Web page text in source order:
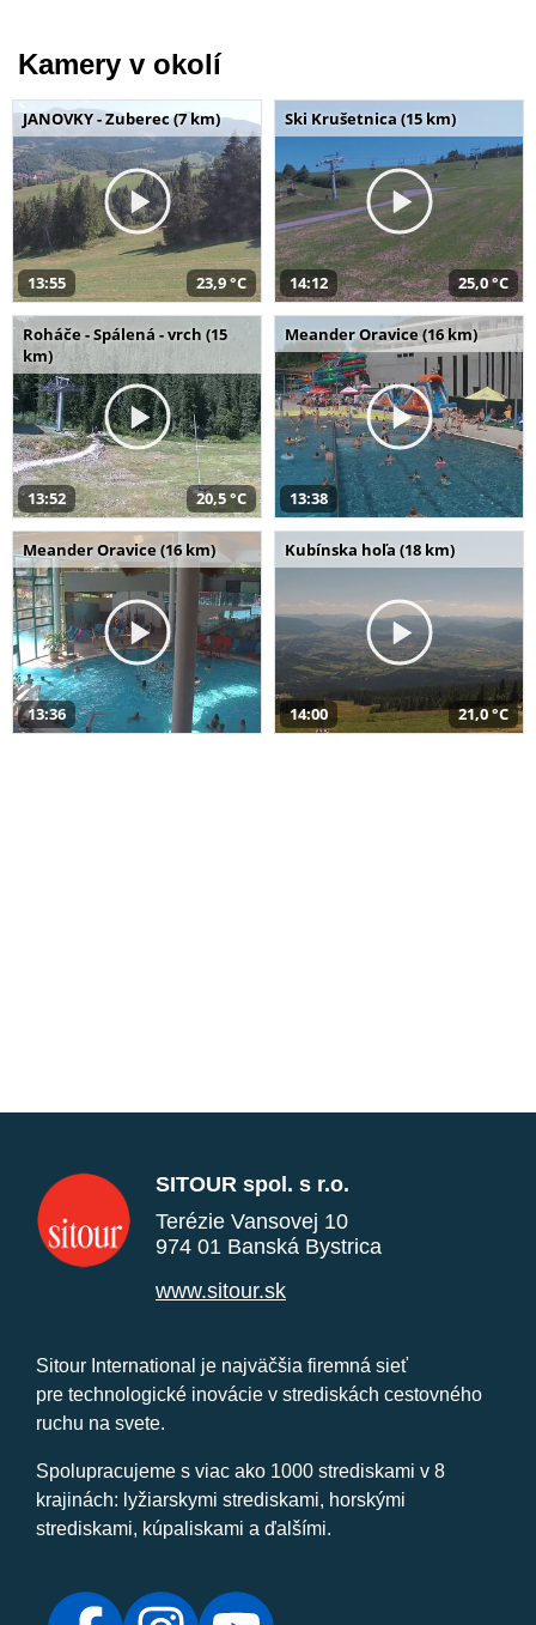
Kamery v okolí
JANOVKY - Zuberec (7 km)
13:55 23,9 °C
Ski Krušetnica (15 km)
14:12 25,0 °C
Roháče - Spálená - vrch (15
km)
13:52 20,5 °C
Meander Oravice (16 km)
13:38
Meander Oravice (16 km)
13:36
Kubínska hoľa (18 km)
14:00 21,0 °C
SITOUR spol. s r.o.
Terézie Vansovej 10
974 01 Banská Bystrica
www.sitour.sk
Sitour International je najväčšia firemná sieť
pre technologické inovácie v strediskách cestovného
ruchu na svete.
Spolupracujeme s viac ako 1000 strediskami v 8
krajinách: lyžiarskymi strediskami, horskými
strediskami, kúpaliskami a ďalšími.